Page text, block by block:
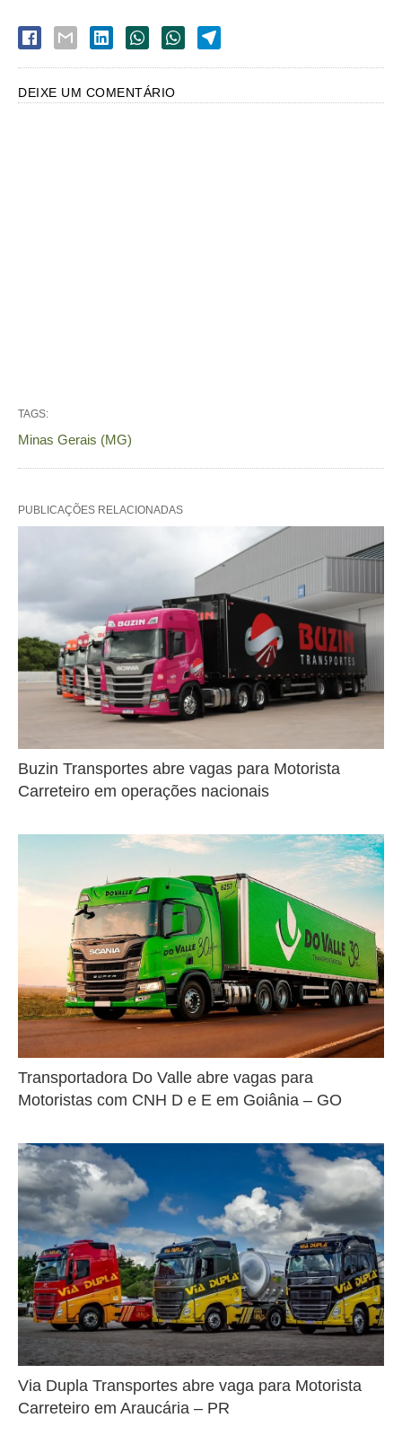
DEIXE UM COMENTÁRIO
TAGS:
Minas Gerais (MG)
PUBLICAÇÕES RELACIONADAS
Buzin Transportes abre vagas para Motorista
Carreteiro em operações nacionais
Transportadora Do Valle abre vagas para
Motoristas com CNH D e E em Goiânia – GO
Via Dupla Transportes abre vaga para Motorista
Carreteiro em Araucária – PR